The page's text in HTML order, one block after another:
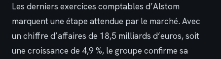
Les derniers exercices comptables d’Alstom
marquent une étape attendue par le marché. Avec
un chiffre d’affaires de 18,5 milliards d’euros, soit
une croissance de 4,9 %, le groupe confirme sa